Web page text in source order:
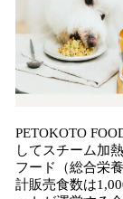
PETOKOTO
してスチーム加
フード（総合栄
計販売食数は